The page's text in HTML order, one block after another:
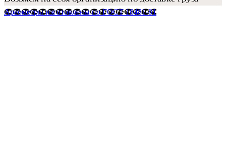
Ареометры изготовлены по ГОСТ 18481-81